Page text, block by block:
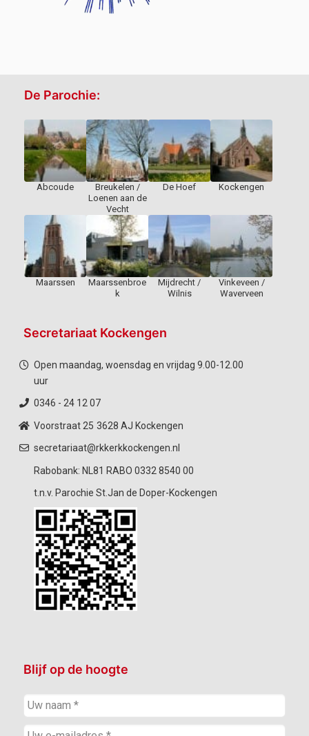
De Parochie:
Abcoude
Breukelen /
Loenen aan de
Vecht
De Hoef Kockengen
Maarssen
Maarssenbroe
k
Mijdrecht /
Wilnis
Vinkeveen /
Waverveen
Secretariaat Kockengen
Open maandag, woensdag en vrijdag 9.00-12.00
uur
0346 - 24 12 07
Voorstraat 25 3628 AJ Kockengen
secretariaat@rkkerkkockengen.nl
Rabobank: NL81 RABO 0332 8540 00
t.n.v. Parochie St.Jan de Doper-Kockengen
Blijf op de hoogte